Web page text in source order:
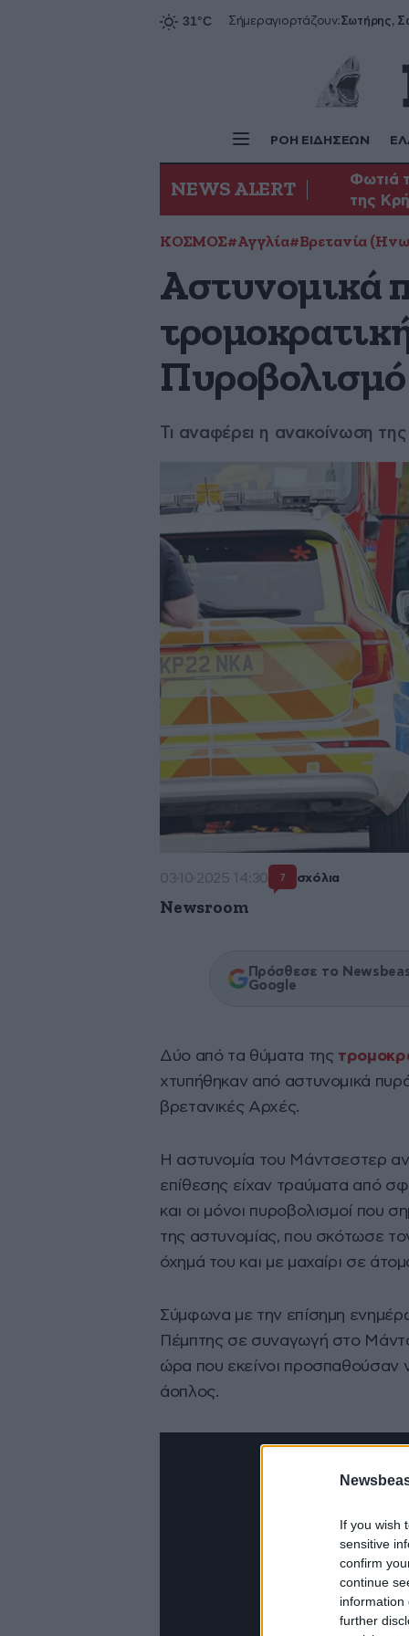
If you wish
sensitive
confirm
continue
information
further
Σήμεραγιορτάζουν:
ΡΟΗ ΕΙΔΗΣΕΩΝ
NEWS ALERT
Φωτιά
της
ΚΟΣΜΟΣ#Αγγλία#Βρετανία
Αστυνομικά
Πυροβολισμό
Τι αναφέρει η ανακοίνωση
03·10·2025 14:30 7 σχόλια
Newsroom
Πρόσθεσε το
Google
Δύο από τα θύματα της
χτυπήθηκαν από αστυνομικά
βρετανικές Αρχές.
Η αστυνομία του Μάντσεστερ
επίθεσης είχαν τραύματα από
και οι μόνοι πυροβολισμοί που
της αστυνομίας, που σκότωσε
όχημά του και με μαχαίρι σε
Σύμφωνα με την επίσημη
Πέμπτης σε συναγωγή στο
ώρα που εκείνοι προσπαθούσαν
άοπλος.